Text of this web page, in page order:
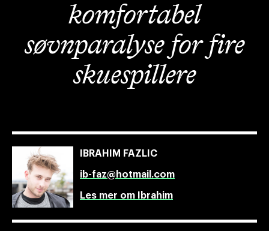
komfortabel
søvnparalyse for fire
skuespillere
IBRAHIM FAZLIC
ib-faz@hotmail.com
Les mer om Ibrahim